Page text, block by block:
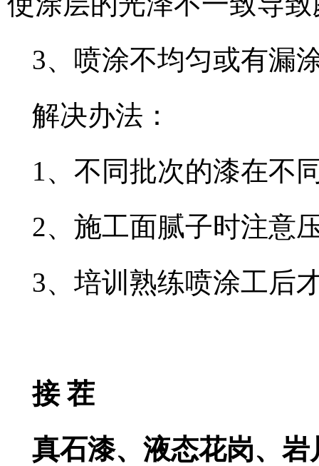
3、喷涂不均匀或有漏
解决办法：
1、不同批次的漆在不
2、施工面腻子时注意
3、培训熟练喷涂工后
接 茬
真石漆、液态花岗、岩